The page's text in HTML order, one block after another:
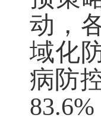
动 ，
域化
病防
83.6%